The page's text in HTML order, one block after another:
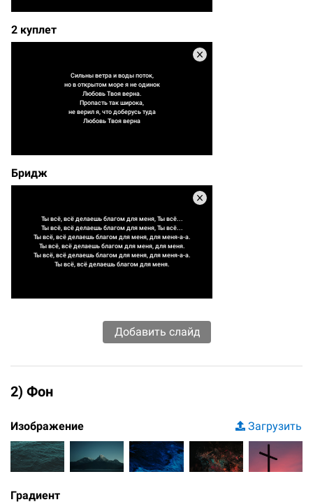
2 куплет
Сильны ветра и воды поток,
но в открытом море я не одинок
Любовь Твоя верна.
Пропасть так широка,
не верил я, что доберусь туда
Любовь Твоя верна
Бридж
Ты всё, всё делаешь благом для меня, Ты всё...
Ты всё, всё делаешь благом для меня, Ты всё...
Ты всё, всё делаешь благом для меня, для меня-а-а.
Ты всё, всё делаешь благом для меня, для меня.
Ты всё, всё делаешь благом для меня, для меня-а-а.
Ты всё, всё делаешь благом для меня.
2) Фон
Изображение Загрузить
Градиент